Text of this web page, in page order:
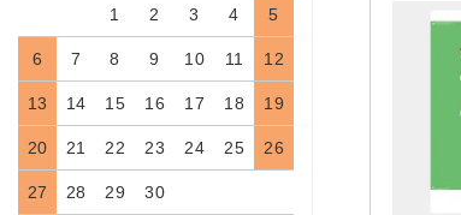
1 2 3 4 5
6 7 8 9 10 11 12
13 14 15 16 17 18 19
20 21 22 23 24 25 26
27 28 29 30